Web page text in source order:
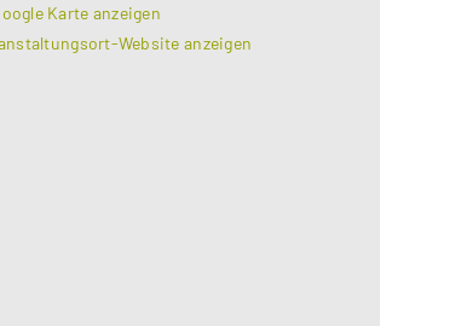
Karte anzeigen
Website anzeigen